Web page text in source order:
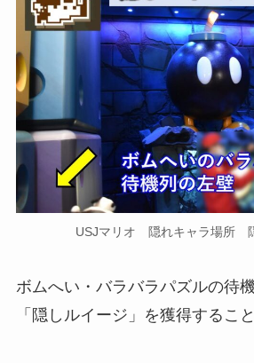
USJマリオ 隠れキャラ場所
ボムへい・バラバラパズルの待
「隠しルイージ」を獲得するこ